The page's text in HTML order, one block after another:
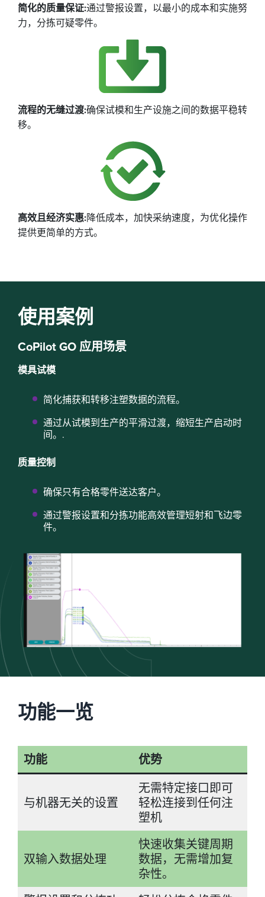
简化的质量保证:通过警报设置，以最小的成本和实施努
力，分拣可疑零件。
流程的无缝过渡:确保试模和生产设施之间的数据平稳转
移。
高效且经济实惠:降低成本，加快采纳速度，为优化操作
提供更简单的方式。
使用案例
CoPilot GO 应用场景
模具试模
简化捕获和转移注塑数据的流程。
通过从试模到生产的平滑过渡，缩短生产启动时
间。.
质量控制
确保只有合格零件送达客户。
通过警报设置和分拣功能高效管理短射和飞边零
件。
功能一览
功能 优势
与机器无关的设置
无需特定接口即可
轻松连接到任何注
塑机
双输入数据处理
快速收集关键周期
数据，无需增加复
杂性。